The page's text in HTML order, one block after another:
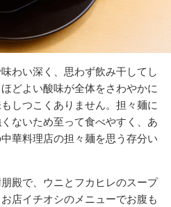
わい深く、思わず飲み干してし
どよい酸味が全体をさわやかに
しつこくありません。担々麺に
ないため至って食べやすく、あ
華料理店の担々麺を思う存分い
殿で、ウニとフカヒレのスープ
店イチオシのメニューでお腹も